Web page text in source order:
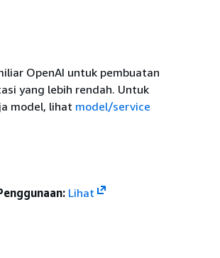
OpenAI untuk pembuatan
yang lebih rendah. Untuk
model, lihat model/service
Lihat